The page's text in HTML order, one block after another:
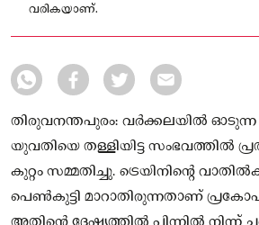
വരികയാണ്.
തിരുവനന്തപുരം: വർക്കലയിൽ ഓടുന്ന
യുവതിയെ തള്ളിയിട്ട സംഭവത്തിൽ
കുറ്റം സമ്മതിച്ചു. ട്രെയിനിന്റെ
പെൺകുട്ടി മാറാതിരുന്നതാണ്